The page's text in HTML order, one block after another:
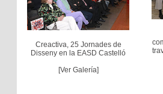
Creactiva, 25 Jornades de
Disseny en la EASD Castelló
[Ver Galería]